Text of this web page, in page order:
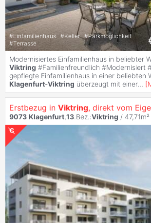
#Einfamilienhaus #Keller #Parkmöglichkeit
#Terrasse
Modernisiertes Einfamilienhaus in beliebter
Viktring #Familienfreundlich #Modernisiert
gepflegte Einfamilienhaus in einer beliebten
Klagenfurt-Viktring überzeugt mit einer... [
Erstbezug in Viktring, direkt vom Eigentümer - Pärchenhit - sonnige 2
9073 Klagenfurt,13.Bez.:Viktring /